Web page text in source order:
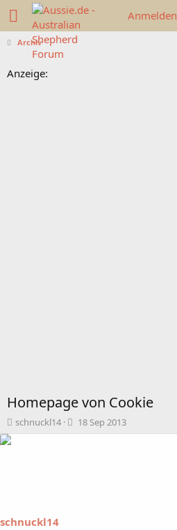
Anmelden
Archiv
Anzeige:
Homepage von Cookie
T
h
a
schnuckl14
B
e
18 Sep 2013
schnuckl14